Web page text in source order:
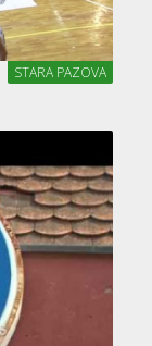
STARA PAZOVA